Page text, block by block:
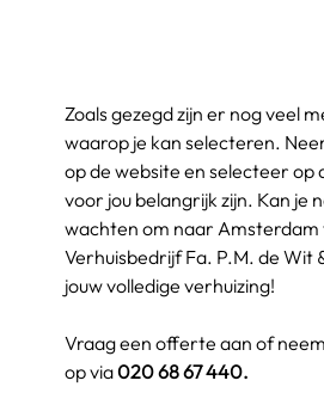
Zoals gezegd zijn er nog veel
waarop je kan selecteren.
op de website en selecteer op
voor jou belangrijk zijn. Kan je
wachten om naar Amsterdam
Verhuisbedrijf Fa. P.M. de Wit
jouw volledige verhuizing!
Vraag een offerte aan of
op via 020 68 67 440.